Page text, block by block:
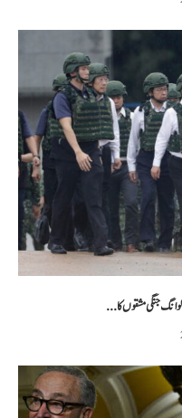
جنگی مشقوں کا...